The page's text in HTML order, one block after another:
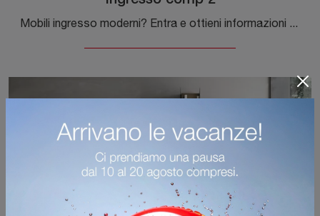
Mobili ingresso moderni? Entra e ottieni informazioni sul modello Ingresso comp 2 in laccato opaco della firma Tomasella per ingressi moderni.